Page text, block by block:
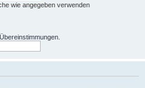
wie angegeben verwenden